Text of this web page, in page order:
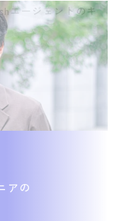
エージェントのキ
アの